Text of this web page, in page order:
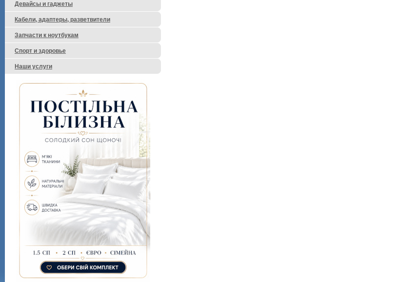
Девайсы и гаджеты
Кабели, адаптеры, разветвители
Запчасти к ноутбукам
Спорт и здоровье
Наши услуги